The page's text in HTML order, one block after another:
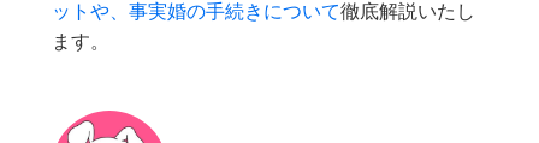
ットや、事実婚の手続きについて徹底解説いたし
ます。